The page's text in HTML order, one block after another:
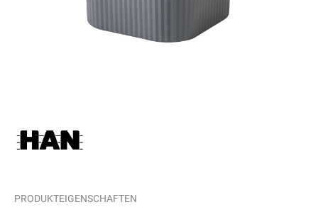
PRODUKTEIGENSCHAFTEN